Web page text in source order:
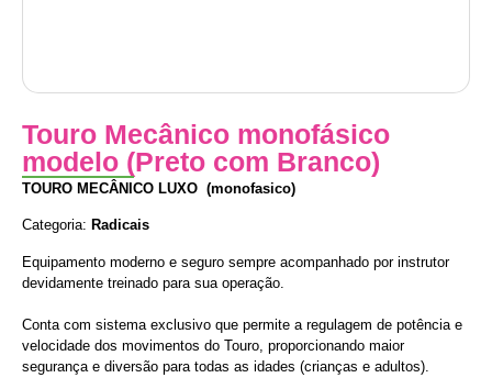
Touro Mecânico monofásico
modelo (Preto com Branco)
TOURO MECÂNICO LUXO (monofasico)
Categoria: Radicais
Equipamento moderno e seguro sempre acompanhado por instrutor
devidamente treinado para sua operação.
Conta com sistema exclusivo que permite a regulagem de potência e
velocidade dos movimentos do Touro, proporcionando maior
segurança e diversão para todas as idades (crianças e adultos).